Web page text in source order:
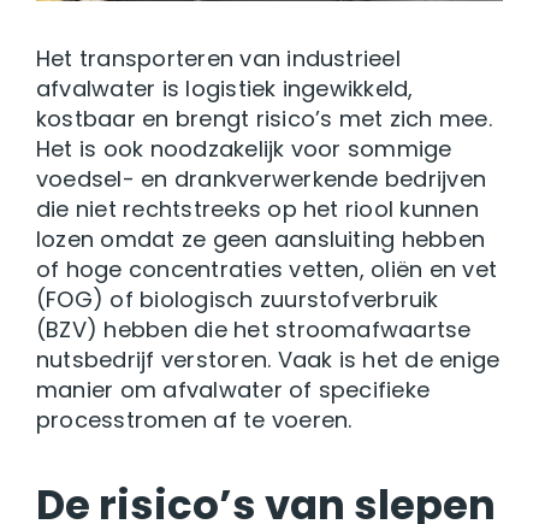
Het transporteren van industrieel
afvalwater is logistiek ingewikkeld,
kostbaar en brengt risico’s met zich mee.
Het is ook noodzakelijk voor sommige
voedsel- en drankverwerkende bedrijven
die niet rechtstreeks op het riool kunnen
lozen omdat ze geen aansluiting hebben
of hoge concentraties vetten, oliën en vet
(FOG) of biologisch zuurstofverbruik
(BZV) hebben die het stroomafwaartse
nutsbedrijf verstoren. Vaak is het de enige
manier om afvalwater of specifieke
processtromen af te voeren.
De risico’s van slepen